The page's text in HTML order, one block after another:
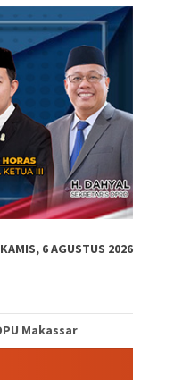
KAMIS, 6 AGUSTUS 2026
Makassar